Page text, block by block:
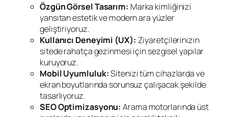
Özgün Görsel Tasarım: Marka kimliğinizi
yansıtan estetik ve modern ara yüzler
geliştiriyoruz.
Kullanıcı Deneyimi (UX): Ziyaretçilerinizin
sitede rahatça gezinmesi için sezgisel yapılar
kuruyoruz.
Mobil Uyumluluk:Sitenizi tüm cihazlarda ve
ekran boyutlarında sorunsuz çalışacak şekilde
tasarlıyoruz.
SEO Optimizasyonu: Arama motorlarında üst